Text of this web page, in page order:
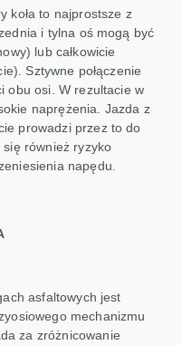
koła to najprostsze z
i tylna oś mogą być
lub całkowicie
Sztywne połączenie
obu osi. W rezultacie w
naprężenia. Jazda z
prowadzi przez to do
również ryzyko
napędu.
asfaltowych jest
mechanizmu
za zróżnicowanie